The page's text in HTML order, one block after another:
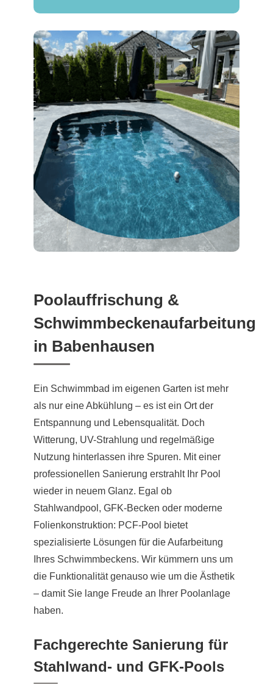
Poolauffrischung &
Schwimmbeckenaufarbeitung
in Babenhausen
Ein Schwimmbad im eigenen Garten ist mehr
als nur eine Abkühlung – es ist ein Ort der
Entspannung und Lebensqualität. Doch
Witterung, UV-Strahlung und regelmäßige
Nutzung hinterlassen ihre Spuren. Mit einer
professionellen Sanierung erstrahlt Ihr Pool
wieder in neuem Glanz. Egal ob
Stahlwandpool, GFK-Becken oder moderne
Folienkonstruktion: PCF-Pool bietet
spezialisierte Lösungen für die Aufarbeitung
Ihres Schwimmbeckens. Wir kümmern uns um
die Funktionalität genauso wie um die Ästhetik
– damit Sie lange Freude an Ihrer Poolanlage
haben.
Fachgerechte Sanierung für
Stahlwand- und GFK-Pools